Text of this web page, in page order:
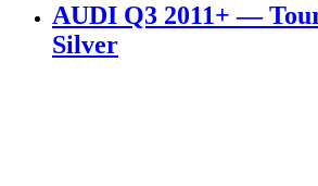
AUDI Q3 2011+ —
Silver